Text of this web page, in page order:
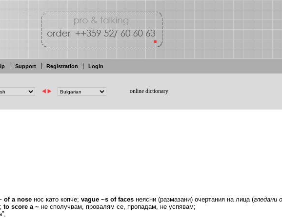
Support Registration Login
online dictionary
of a nose нос като копче; vague ~s of faces неясни (размазани) очертания на лица (гледани
to score a ~ не сполучвам, провалям се, пропадам, не успявам;